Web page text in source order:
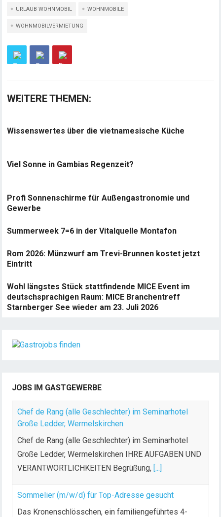
URLAUB WOHNMOBIL WOHNMOBILE
WOHNMOBILVERMIETUNG
WEITERE THEMEN:
Wissenswertes über die vietnamesische Küche
Viel Sonne in Gambias Regenzeit?
Profi Sonnenschirme für Außengastronomie und
Gewerbe
Summerweek 7=6 in der Vitalquelle Montafon
Rom 2026: Münzwurf am Trevi-Brunnen kostet jetzt
Eintritt
Wohl längstes Stück stattfindende MICE Event im
deutschsprachigen Raum: MICE Branchentreff
Starnberger See wieder am 23. Juli 2026
JOBS IM GASTGEWERBE
Chef de Rang (alle Geschlechter) im Seminarhotel
Große Ledder, Wermelskirchen
Chef de Rang (alle Geschlechter) im Seminarhotel
Große Ledder, Wermelskirchen IHRE AUFGABEN UND
VERANTWORTLICHKEITEN Begrüßung, [...]
Sommelier (m/w/d) für Top-Adresse gesucht
Das Kronenschlösschen, ein familiengeführtes 4-